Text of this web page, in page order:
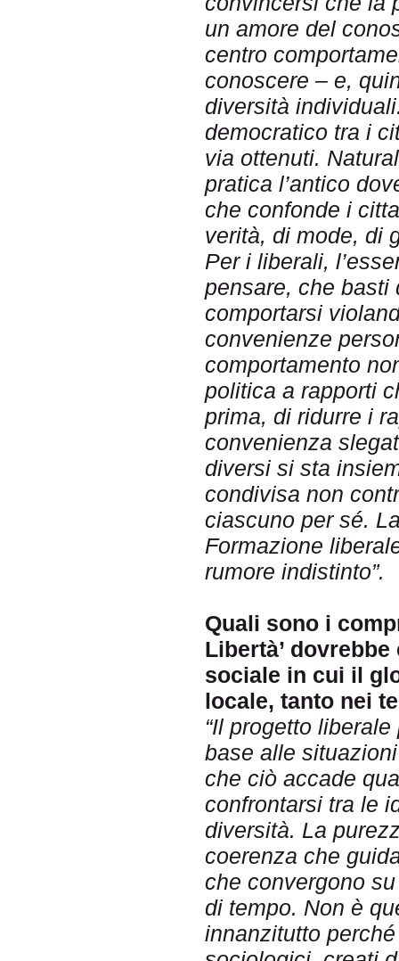
un amore del
centro
conoscere – e,
diversità
democratico tra i
via ottenuti.
pratica l’antico
che confonde i
verità, di mode, di
Per i liberali,
pensare, che basti
comportarsi
convenienze
comportamento
politica a rapporti
prima, di ridurre i
convenienza
diversi si sta
condivisa non
ciascuno per sé.
Formazione
rumore indistinto”.
Quali sono i
Libertà’
sociale in cui il
locale, tanto nei
“Il progetto
base alle
che ciò accade
confrontarsi tra le
diversità. La
coerenza che
che convergono
di tempo. Non è
innanzitutto